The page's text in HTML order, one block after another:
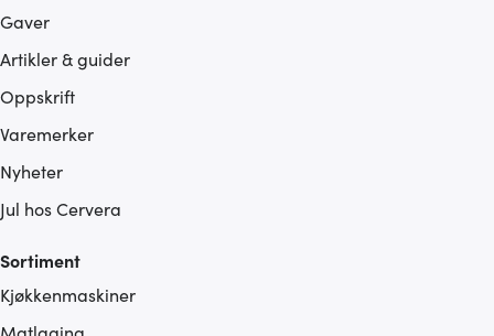
Gaver
Artikler & guider
Oppskrift
Varemerker
Nyheter
Jul hos Cervera
Sortiment
Kjøkkenmaskiner
Matlaging